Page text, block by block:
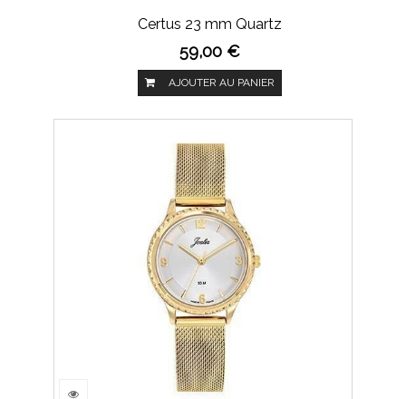
Certus 23 mm Quartz
59,00 €
AJOUTER AU PANIER